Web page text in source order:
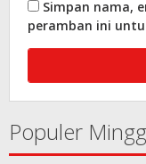
Simpan nama,
peramban ini
Populer